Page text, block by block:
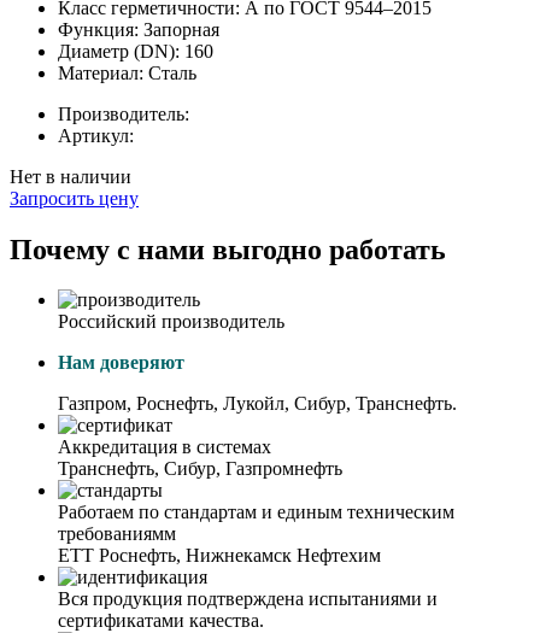
Класс герметичности: А по ГОСТ 9544–2015
Функция: Запорная
Диаметр (DN): 160
Материал: Сталь
Производитель:
Артикул:
Нет в наличии
Запросить цену
Почему с нами выгодно работать
Российский производитель
Нам доверяют
Газпром, Роснефть, Лукойл, Сибур, Транснефть.
Аккредитация в системах
Транснефть, Сибур, Газпромнефть
Работаем по стандартам и единым техническим
требованиямм
ЕТТ Роснефть, Нижнекамск Нефтехим
Вся продукция подтверждена испытаниями и
сертификатами качества.